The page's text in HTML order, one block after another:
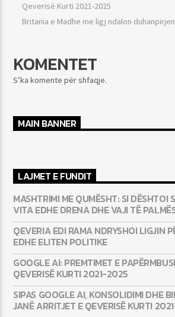
Qeverisë Kurti 2021-2025
Britania e Madhe me ligj ndalon duhanpirjen
KOMENTET
S’ka komente për shfaqje.
MAIN BANNER
LAJMET E FUNDIT
MASHTRIMI ME QUMËSHT: SI DËSHTOI
VITA EDHE DRENA DHE VAJI TË
QEVERIA EDI RAMA NDRYSHOI LIGJIN
EDHE ELITEN POLITIKE
GOOGLE AI: PREMTIMET E
QEVERISË KURTI 2021-2025
SIPAS GOOGLE AI, KONSOLIDIMI DHE
JANË ARRITJET E QEVERISË KURTI